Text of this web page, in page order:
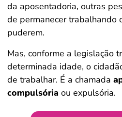
da aposentadoria, outras
de permanecer trabalhando
puderem.
Mas, conforme a legislação
determinada idade, o
de trabalhar. É a chamada
compulsória ou expulsória.